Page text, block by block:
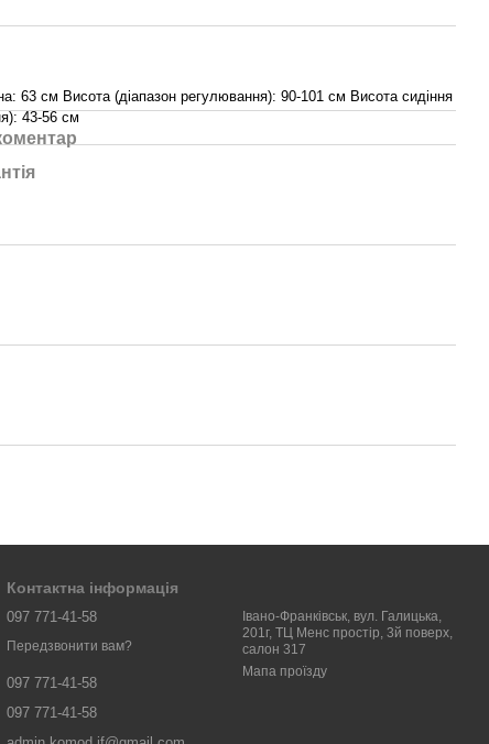
63 см Висота (діапазон регулювання): 90-101 см Висота сидіння
43-56 см
Контактна інформація
097 771-41-58
Передзвонити вам?
097 771-41-58
097 771-41-58
Івано-Франківськ, вул. Галицька,
201г, ТЦ Менс простір, 3й поверх,
салон 317
Мапа проїзду